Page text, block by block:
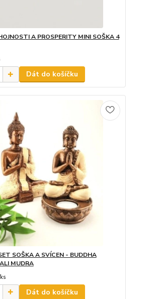
A PROSPERITY MINI SOŠKA 4
Dát do košíčku
SOŠKA A SVÍCEN - BUDDHA
MUDRA
ks
Dát do košíčku